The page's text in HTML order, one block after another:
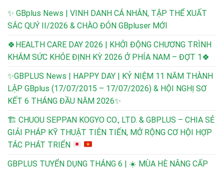
✨ GBplus News | VINH DANH CÁ NHÂN, TẬP THỂ XUẤT
SẮC QUÝ II/2026 & CHÀO ĐÓN GBpluser MỚI
🍀HEALTH CARE DAY 2026 | KHỞI ĐỘNG CHƯƠNG TRÌNH
KHÁM SỨC KHỎE ĐỊNH KỲ 2026 Ở PHÍA NAM – ĐỢT 1🍀
✨GBPLUS News | HAPPY DAY | KỶ NIỆM 11 NĂM THÀNH
LẬP GBplus (17/07/2015 – 17/07/2026) & HỘI NGHỊ SƠ
KẾT 6 THÁNG ĐẦU NĂM 2026✨
🏗️ CHUOU SEPPAN KOGYO CO., LTD. & GBPLUS – CHIA SẺ
GIẢI PHÁP KỸ THUẬT TIÊN TIẾN, MỞ RỘNG CƠ HỘI HỢP
TÁC PHÁT TRIỂN
GBPLUS TUYỂN DỤNG THÁNG 6 | ☀️ MÙA HÈ NÂNG CẤP